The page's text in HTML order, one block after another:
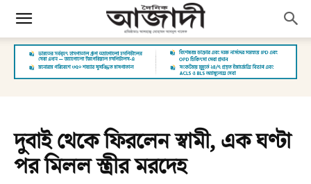
দুবাই থেকে ফিরলেন স্বামী, এক ঘণ্টা
পর মিলল স্ত্রীর মরদেহ